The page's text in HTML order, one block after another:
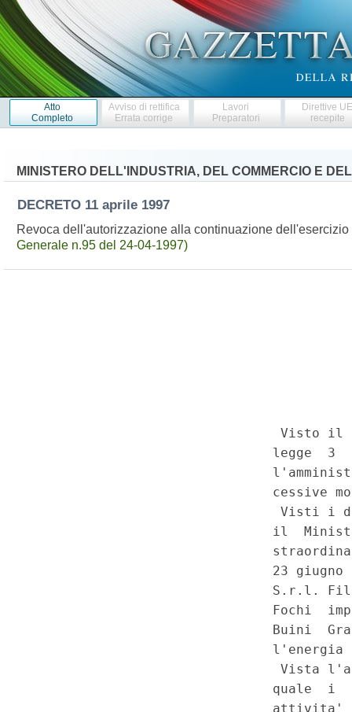
Atto
Completo
Avviso di rettifica
Errata corrige
Lavori
Preparatori
Direttive
recepite
MINISTERO DELL'INDUSTRIA, DEL COMMERCIO E
DECRETO 11 aprile 1997
Revoca dell'autorizzazione alla continuazione
Generale n.95 del 24-04-1997)